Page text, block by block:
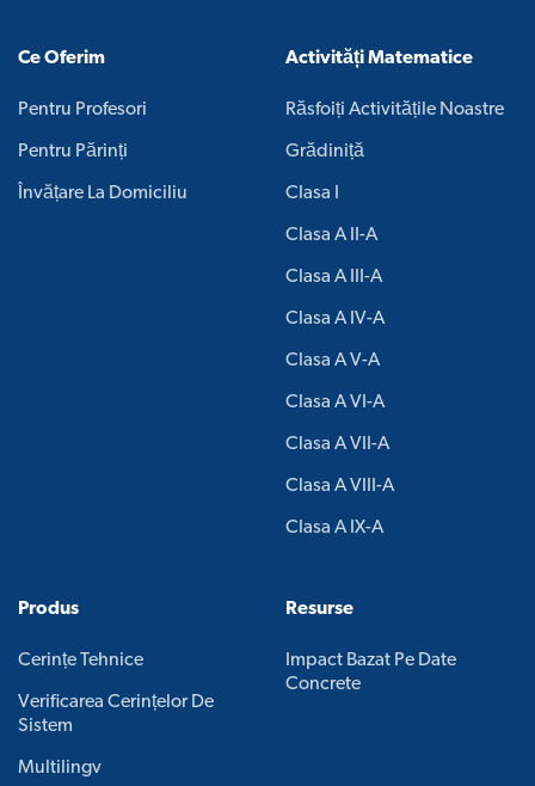
Ce Oferim
Pentru Profesori
Pentru Părinți
Învățare La Domiciliu
Activități Matematice
Răsfoiți Activitățile Noastre
Grădiniță
Clasa I
Clasa A II-A
Clasa A III-A
Clasa A IV-A
Clasa A V-A
Clasa A VI-A
Clasa A VII-A
Clasa A VIII-A
Clasa A IX-A
Produs
Cerințe Tehnice
Verificarea Cerințelor De
Sistem
Multilingv
Resurse
Impact Bazat Pe Date
Concrete